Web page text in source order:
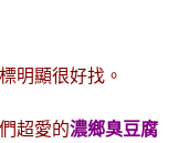
明顯很好找。
超愛的濃鄉臭豆腐